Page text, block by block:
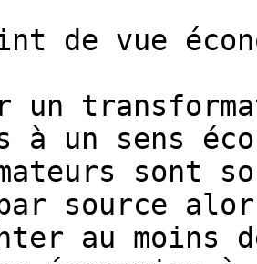
de vue
à un sens
sont
source
au moins